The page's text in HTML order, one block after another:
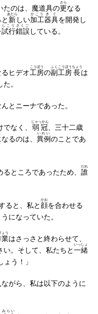
たのは、魔道具の更
さら
なる
新
あたら
しい加工
かこう
器具
きぐ
を開発し
試行
しこう
錯誤
さくご
している。
ヒデオ工房
こうぼう
の副工房
ふくこうぼう
長
ちょう
は
た。
とニーナであった。
なく、 弱冠
じゃっかん
、三十二歳
るのは、 異例
いれい
のことであ
るところであったため、 誰
だれ
ると、私と 顔
かお
を合わせる
になっていた。
業
ょう
はさっさと終わらせて、
い。そして、私たちと一緒
いっしょ
ょう！」
がら、私は以下のように
みらい